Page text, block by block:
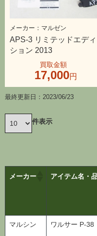
マルゼン
APS-3 リミテッドエディ
ション 2013
17,000
メーカー アイテム名・
マルシン ワルサー P-38